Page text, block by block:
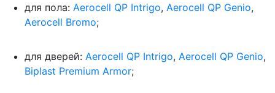
для пола: Aerocell QP Intrigo, Aerocell QP Genio,
Aerocell Bromo;
для дверей: Aerocell QP Intrigo, Aerocell QP Genio,
Biplast Premium Armor;